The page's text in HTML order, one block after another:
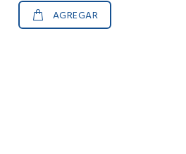
AGREGAR